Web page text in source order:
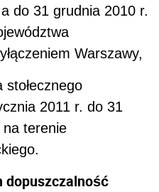
do 31 grudnia 2010 r.
Warszawy,
2011 r. do 31
terenie
dopuszczalność